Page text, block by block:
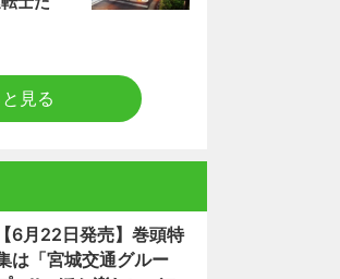
見る
【6月22日発売】巻頭特
は「宮城交通グルー